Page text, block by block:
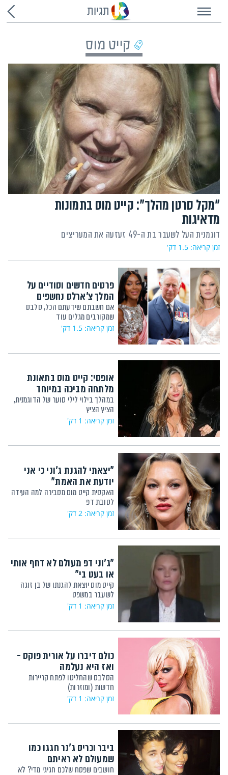
תגיות
קייט מוס
"מקל סרטן מהלך": קייט מוס בתמונות
מדאיגות
דוגמנית העל לשעבר בת ה-49 זעזעה את המעריצים
זמן קריאה: 1.5 דק'
פרטים חדשים וסודיים על
המלך צ'ארלס נחשפים
אם חשבתם שידעתם הכל, סלבס
שמקורבים מגלים עוד
זמן קריאה: 1.5 דק'
אופסי: קייט מוס בתאונת
מלתחה מביכה במיוחד
במהלך בילוי לילי סוער של הדוגמנית,
הציץ הציץ
זמן קריאה: 1 דק'
"יצאתי להגנת ג'וני כי אני
יודעת את האמת"
האקסית קייט מוס מסבירה למה העידה
לטובת דפ
זמן קריאה: 2 דק'
"ג'וני דפ מעולם לא דחף אותי
או בעט בי"
קייט מוס יוצאת להגנתו של בן זוגה
לשעבר במשפט
זמן קריאה: 1 דק'
כולם דיברו על אורית פוקס -
ואז היא נעלמה
הסלבס שהחליטו לפתח קריירות
חדשות (ומוזרות)
זמן קריאה: 1 דק'
ביבר וכריס ג'נר חגגו כמו
שמעולם לא ראיתם
חושבים שפסח שלכם חגיגי מדי? לא